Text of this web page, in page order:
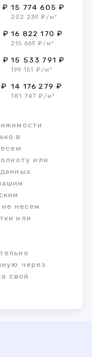
₽ 15 774 605 ₽
202 239 ₽/м²
₽ 16 822 170 ₽
215 669 ₽/м²
₽ 15 533 791 ₽
199 151 ₽/м²
₽ 14 176 279 ₽
181 747 ₽/м²
в
или
несем
или
через
свой